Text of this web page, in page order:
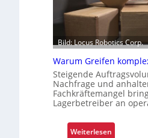
Bild: Locus Robotics Corp.
Warum Greifen
Steigende
Nachfrage und
Fachkräftemangel
Lagerbetreiber an
Weiterlesen